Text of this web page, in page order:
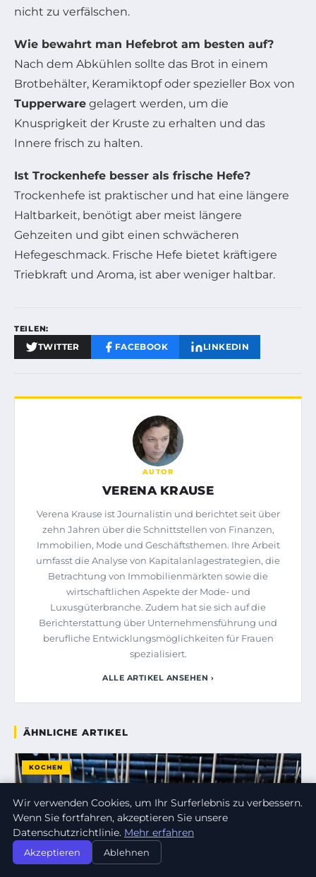
nicht zu verfälschen.
Wie bewahrt man Hefebrot am besten auf?
Nach dem Abkühlen sollte das Brot in einem
Brotbehälter, Keramiktopf oder spezieller Box von
Tupperware gelagert werden, um die
Knusprigkeit der Kruste zu erhalten und das
Innere frisch zu halten.
Ist Trockenhefe besser als frische Hefe?
Trockenhefe ist praktischer und hat eine längere
Haltbarkeit, benötigt aber meist längere
Gehzeiten und gibt einen schwächeren
Hefegeschmack. Frische Hefe bietet kräftigere
Triebkraft und Aroma, ist aber weniger haltbar.
TEILEN:
TWITTER FACEBOOK LINKEDIN
AUTOR
VERENA KRAUSE
Verena Krause ist Journalistin und berichtet seit über
zehn Jahren über die Schnittstellen von Finanzen,
Immobilien, Mode und Geschäftsthemen. Ihre Arbeit
umfasst die Analyse von Kapitalanlagestrategien, die
Betrachtung von Immobilienmärkten sowie die
wirtschaftlichen Aspekte der Mode- und
Luxusgüterbranche. Zudem hat sie sich auf die
Berichterstattung über Unternehmensführung und
berufliche Entwicklungsmöglichkeiten für Frauen
spezialisiert.
ALLE ARTIKEL ANSEHEN ›
ÄHNLICHE ARTIKEL
KOCHEN
Wir verwenden Cookies, um Ihr Surferlebnis zu verbessern.
Wenn Sie fortfahren, akzeptieren Sie unsere
Datenschutzrichtlinie. Mehr erfahren
Akzeptieren Ablehnen